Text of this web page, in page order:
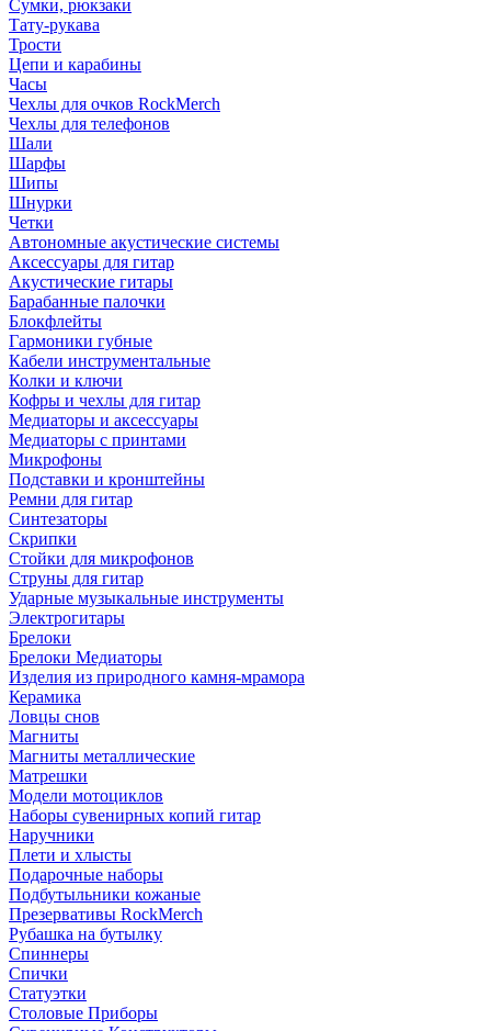
Сумки, рюкзаки
Тату-рукава
Трости
Цепи и карабины
Часы
Чехлы для очков RockMerch
Чехлы для телефонов
Шали
Шарфы
Шипы
Шнурки
Четки
Автономные акустические системы
Аксессуары для гитар
Акустические гитары
Барабанные палочки
Блокфлейты
Гармоники губные
Кабели инструментальные
Колки и ключи
Кофры и чехлы для гитар
Медиаторы и аксессуары
Медиаторы с принтами
Микрофоны
Подставки и кронштейны
Ремни для гитар
Синтезаторы
Скрипки
Стойки для микрофонов
Струны для гитар
Ударные музыкальные инструменты
Электрогитары
Брелоки
Брелоки Медиаторы
Изделия из природного камня-мрамора
Керамика
Ловцы снов
Магниты
Магниты металлические
Матрешки
Модели мотоциклов
Наборы сувенирных копий гитар
Наручники
Плети и хлысты
Подарочные наборы
Подбутыльники кожаные
Презервативы RockMerch
Рубашка на бутылку
Спиннеры
Спички
Статуэтки
Столовые Приборы